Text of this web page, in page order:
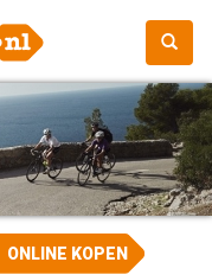
ONLINE KOPEN